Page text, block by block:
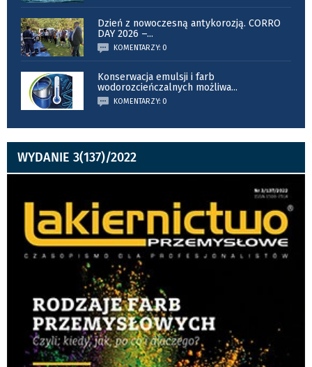
Dzień z nowoczesną antykorozją. CORRO
DAY 2026 –...
KOMENTARZY: 0
Konserwacja emulsji i farb
wodorozcieńczalnych możliwa...
KOMENTARZY: 0
WYDANIE 3(137)/2022